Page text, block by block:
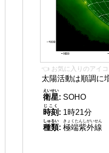
👈 お気に入りのアイコ
太陽活動は順調に
衛星
えいせい
: SOHO
時刻
じこく
: 1時21分
種類
しゅるい
: 極端紫外線
きょくたんしがいせん